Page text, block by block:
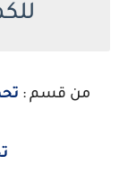
من قسم :